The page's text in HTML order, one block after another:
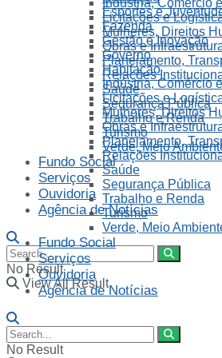
Indústria, Comércio
Licitações e
Mulheres, Direitos
Obras e
Planejamento,
Relações
Saúde
Segurança Pública
Trabalho e Renda
Turismo
Verde, Meio
Fundo Social
Serviços
Ouvidoria
Agência de Notícias
No Result
View All Result
Esportes e
Fazenda
Gestão e Inovação
Governo
Habitação
Indústria, Comércio
Licitações e
Mulheres, Direitos
Obras e
Planejamento,
Relações
Saúde
Segurança Pública
Trabalho e Renda
Turismo
Verde, Meio
Fundo Social
Serviços
Ouvidoria
Agência de Notícias
No Result